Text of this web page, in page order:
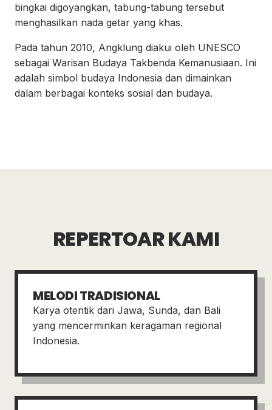
bingkai digoyangkan, tabung-tabung tersebut
menghasilkan nada getar yang khas.
Pada tahun 2010, Angklung diakui oleh UNESCO
sebagai Warisan Budaya Takbenda Kemanusiaan. Ini
adalah simbol budaya Indonesia dan dimainkan
dalam berbagai konteks sosial dan budaya.
REPERTOAR KAMI
MELODI TRADISIONAL
Karya otentik dari Jawa, Sunda, dan Bali
yang mencerminkan keragaman regional
Indonesia.